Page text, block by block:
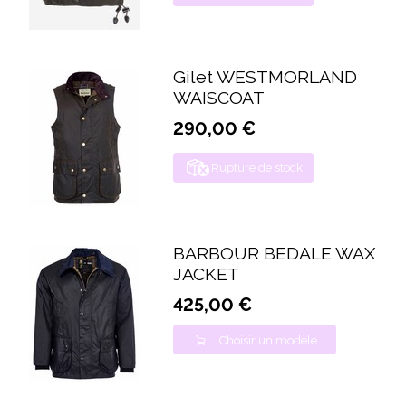
Gilet WESTMORLAND
WAISCOAT
290,00 €
Rupture de stock
BARBOUR BEDALE WAX
JACKET
425,00 €
Choisir un modèle